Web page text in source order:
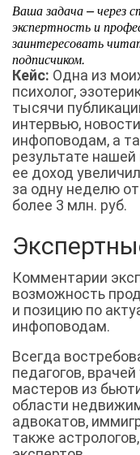
Ваша задача – через
экспертность и
заинтересовать
подписчиком.
Кейс: Одна из
психолог,
тысячи
интервью,
инфоповодам, а
результате
ее доход
за одну неделю
более 3 млн. руб.
Комментарии
возможность
и позицию по
инфоповодам.
Всегда
педагогов,
мастеров из
области
адвокатов,
также